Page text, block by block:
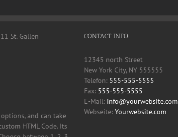
St. Gallen
and can take
HTML Code. Its
CONTACT INFO
12345 north Street
New York City, NY 555555
Telefon: 555-555-5555
Fax: 555-555-5555
E-Mail: info@yourwebsite.com
Webseite: Yourwebsite.com